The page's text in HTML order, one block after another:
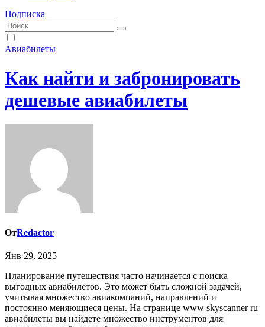
Подписка
Авиабилеты
Как найти и забронировать
дешевые авиабилеты
ОтRedactor
Янв 29, 2025
Планирование путешествия часто начинается с поиска
выгодных авиабилетов. Это может быть сложной задачей,
учитывая множество авиакомпаний, направлений и
постоянно меняющиеся цены. На странице www skyscanner ru
авиабилеты вы найдете множество инструментов для